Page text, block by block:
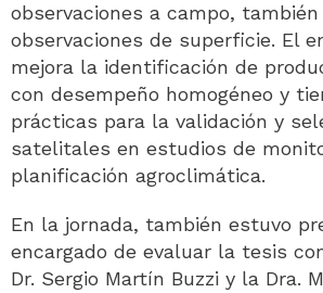
observaciones a campo,
observaciones de superficie. El
mejora la identificación de
con desempeño homogéneo y
prácticas para la validación y
satelitales en estudios de
planificación agroclimática.
En la jornada, también estuvo
encargado de evaluar la tesis
Dr. Sergio Martín Buzzi y la Dra.